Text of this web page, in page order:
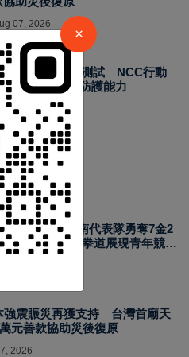
07, 2026
性演習加入通訊測試 NCC行動
驗證國家通訊防護能力
07, 2026
少年運動會台南代表隊勇奪7金2
泳射箭籃球跆拳道展現青年競技
強震賑災再獲支持 台灣首廟天
元善款協助災後復原
2026
×